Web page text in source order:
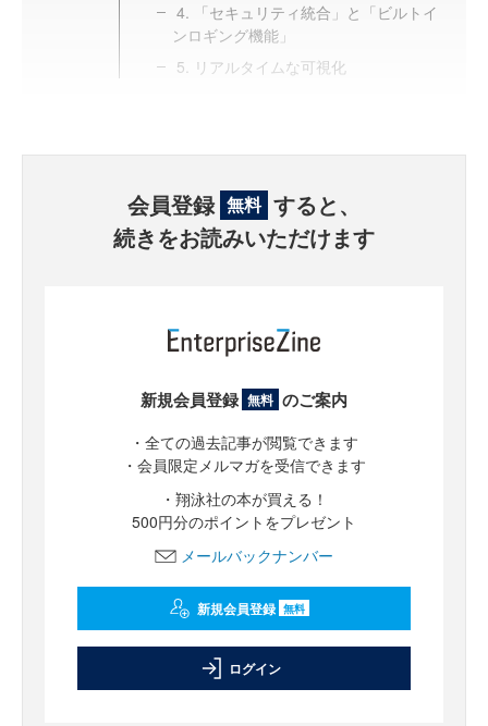
4. 「セキュリティ統合」と「ビルトイ
ンロギング機能」
5. リアルタイムな可視化
会員登録 無料 すると、
続きをお読みいただけます
新規会員登録 無料 のご案内
・全ての過去記事が閲覧できます
・会員限定メルマガを受信できます
・翔泳社の本が買える！
500円分のポイントをプレゼント
メールバックナンバー
新規会員登録 無料
ログイン